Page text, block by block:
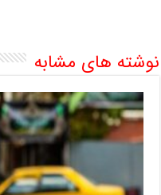
نوشته های مشابه